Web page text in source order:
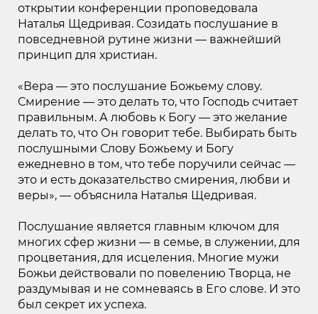
открытии конференции проповедовала
Наталья Щедривая. Созидать послушание в
повседневной рутине жизни — важнейший
принцип для христиан.
«Вера — это послушание Божьему слову.
Смирение — это делать то, что Господь считает
правильным. А любовь к Богу — это желание
делать то, что Он говорит тебе. Выбирать быть
послушными Слову Божьему и Богу
ежедневно в том, что тебе поручили сейчас —
это и есть доказательство смирения, любви и
веры», — объяснила Наталья Щедривая.
Послушание является главным ключом для
многих сфер жизни — в семье, в служении, для
процветания, для исцеления. Многие мужи
Божьи действовали по повелению Творца, не
раздумывая и не сомневаясь в Его слове. И это
был секрет их успеха.